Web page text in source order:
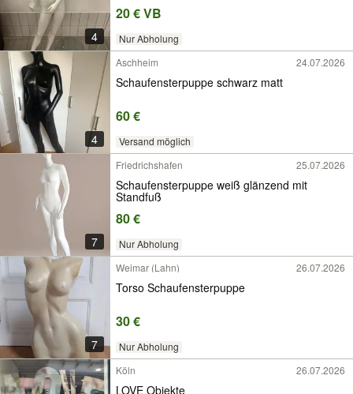
4
20 € VB
Nur Abholung
4
Aschheim 24.07.2026
Schaufensterpuppe schwarz matt
60 €
Versand möglich
7
Friedrichshafen 25.07.2026
Schaufensterpuppe weiß glänzend mit
Standfuß
80 €
Nur Abholung
7
Weimar (Lahn) 26.07.2026
Torso Schaufensterpuppe
30 €
Nur Abholung
Köln
26.07.2026
LOVE Objekte